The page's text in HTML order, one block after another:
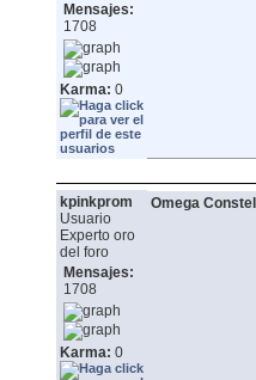
Mensajes:
1708
Karma: 0
kpinkprom
Usuario
Experto oro
del foro
Mensajes:
1708
Karma: 0
Omega